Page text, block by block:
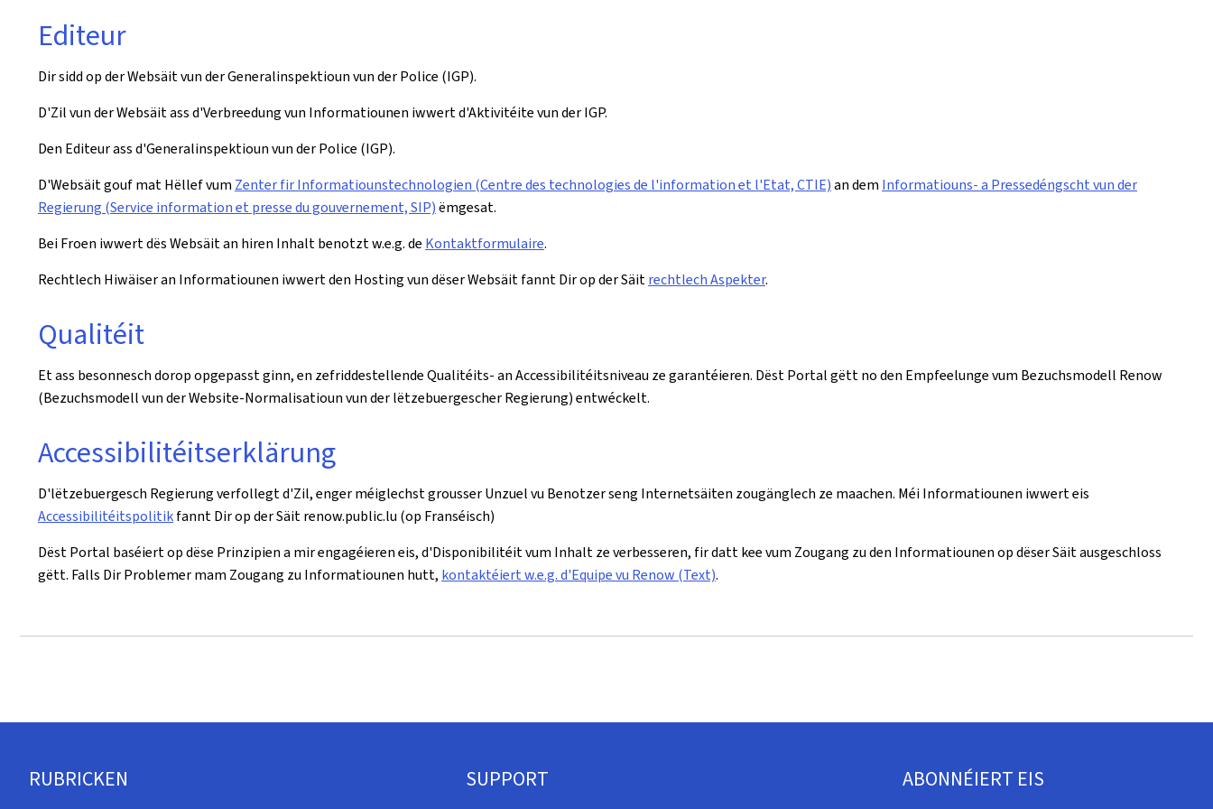
Editeur
Dir sidd op der Websäit vun der Generalinspektioun vun der Police (IGP).
D'Zil vun der Websäit ass d'Verbreedung vun Informatiounen iwwert d'Aktivitéite vun der IGP.
Den Editeur ass d'Generalinspektioun vun der Police (IGP).
D'Websäit gouf mat Hëllef vum Zenter fir Informatiounstechnologien (Centre des technologies de l'information et l'Etat, CTIE)an dem Informatiouns- a Pressedéngscht vun der
Regierung (Service information et presse du gouvernement, SIP)ëmgesat.
Bei Froen iwwert dës Websäit an hiren Inhalt benotzt w.e.g. de Kontaktformulaire.
Rechtlech Hiwäiser an Informatiounen iwwert den Hosting vun dëser Websäit fannt Dir op der Säitrechtlech Aspekter.
Qualitéit
Et ass besonnesch dorop opgepasst ginn, en zefriddestellende Qualitéits- an Accessibilitéitsniveau ze garantéieren. Dëst Portal gëtt no den Empfeelunge vum Bezuchsmodell Renow
(Bezuchsmodell vun der Website-Normalisatioun vun der lëtzebuergescher Regierung) entwéckelt.
Accessibilitéitserklärung
D'lëtzebuergesch Regierung verfollegt d'Zil, enger méiglechst grousser Unzuel vu Benotzer seng Internetsäiten zougänglech ze maachen. Méi Informatiounen iwwert eis
Accessibilitéitspolitikfannt Dir op der Säit renow.public.lu (op Franséisch)
Dëst Portal baséiert op dëse Prinzipien a mir engagéieren eis, d'Disponibilitéit vum Inhalt ze verbesseren, fir datt kee vum Zougang zu den Informatiounen op dëser Säit ausgeschloss
gëtt. Falls Dir Problemer mam Zougang zu Informatiounen hutt, kontaktéiert w.e.g. d'Equipe vu Renow (Text).
Fousszeil
RUBRICKEN SUPPORT ABONNÉIERT EIS